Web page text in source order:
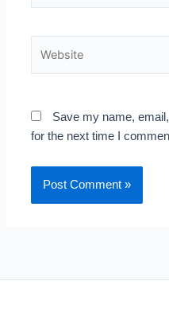
Save my name,
for the next time I